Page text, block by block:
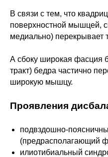
В связи с тем, что
поверхностной мышцей,
медиально)
А сбоку широкая фасция
тракт) бедра частично
широкую мышцу.
Проявления
подвздошно-
(предрасполагающий
илиотибиальный
Для тех, кто только собирается
фитнес-тренером или хочет
памяти все основы.
Удостоверение • 1 год